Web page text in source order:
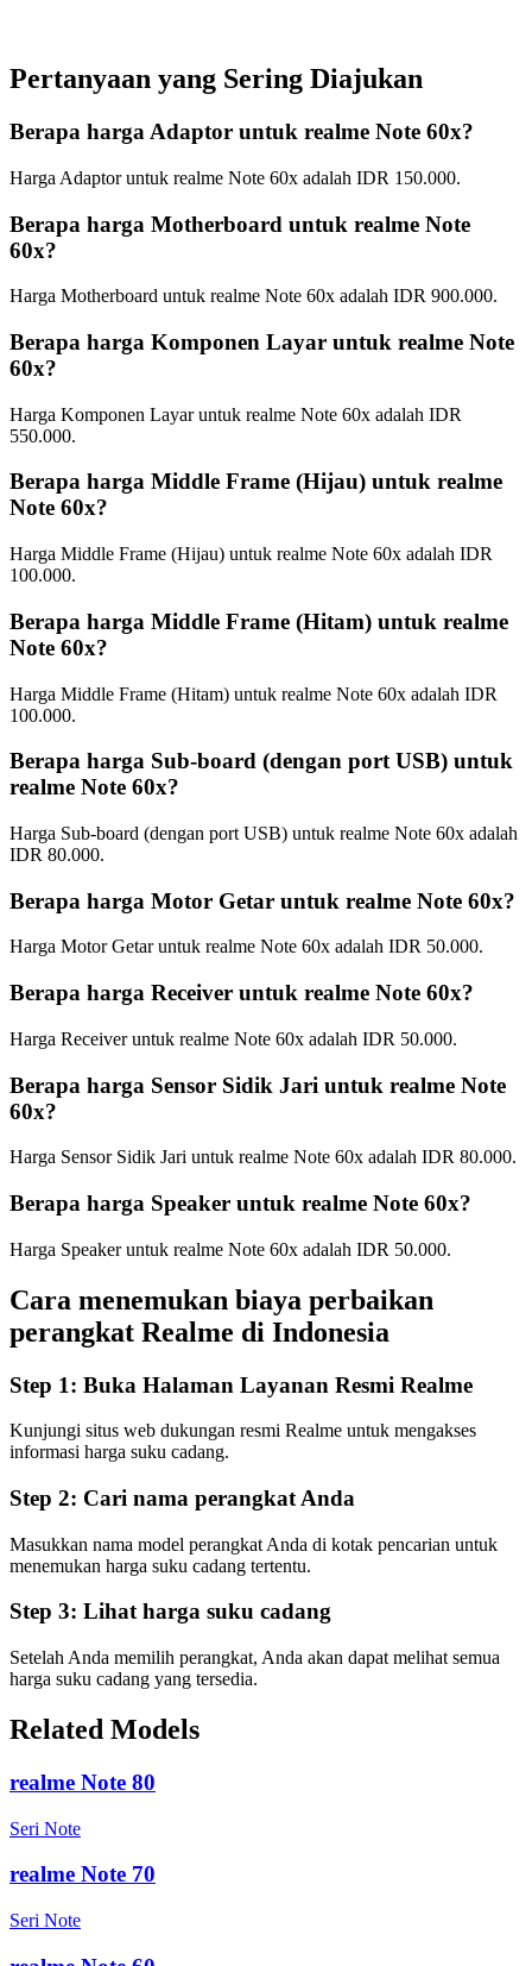
Pertanyaan yang Sering Diajukan
Berapa harga Adaptor untuk realme Note 60x?
Harga Adaptor untuk realme Note 60x adalah IDR 150.000.
Berapa harga Motherboard untuk realme Note
60x?
Harga Motherboard untuk realme Note 60x adalah IDR 900.000.
Berapa harga Komponen Layar untuk realme Note
60x?
Harga Komponen Layar untuk realme Note 60x adalah IDR
550.000.
Berapa harga Middle Frame (Hijau) untuk realme
Note 60x?
Harga Middle Frame (Hijau) untuk realme Note 60x adalah IDR
100.000.
Berapa harga Middle Frame (Hitam) untuk realme
Note 60x?
Harga Middle Frame (Hitam) untuk realme Note 60x adalah IDR
100.000.
Berapa harga Sub-board (dengan port USB) untuk
realme Note 60x?
Harga Sub-board (dengan port USB) untuk realme Note 60x adalah
IDR 80.000.
Berapa harga Motor Getar untuk realme Note 60x?
Harga Motor Getar untuk realme Note 60x adalah IDR 50.000.
Berapa harga Receiver untuk realme Note 60x?
Harga Receiver untuk realme Note 60x adalah IDR 50.000.
Berapa harga Sensor Sidik Jari untuk realme Note
60x?
Harga Sensor Sidik Jari untuk realme Note 60x adalah IDR 80.000.
Berapa harga Speaker untuk realme Note 60x?
Harga Speaker untuk realme Note 60x adalah IDR 50.000.
Cara menemukan biaya perbaikan
perangkat Realme di Indonesia
Step 1: Buka Halaman Layanan Resmi Realme
Kunjungi situs web dukungan resmi Realme untuk mengakses
informasi harga suku cadang.
Step 2: Cari nama perangkat Anda
Masukkan nama model perangkat Anda di kotak pencarian untuk
menemukan harga suku cadang tertentu.
Step 3: Lihat harga suku cadang
Setelah Anda memilih perangkat, Anda akan dapat melihat semua
harga suku cadang yang tersedia.
Related Models
realme Note 80
Seri Note
realme Note 70
Seri Note